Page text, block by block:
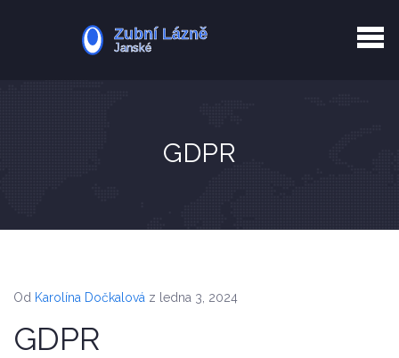
Zotavení po extrakci
GDPR
Od Karolína Dočkalová z ledna 3, 2024
GDPR